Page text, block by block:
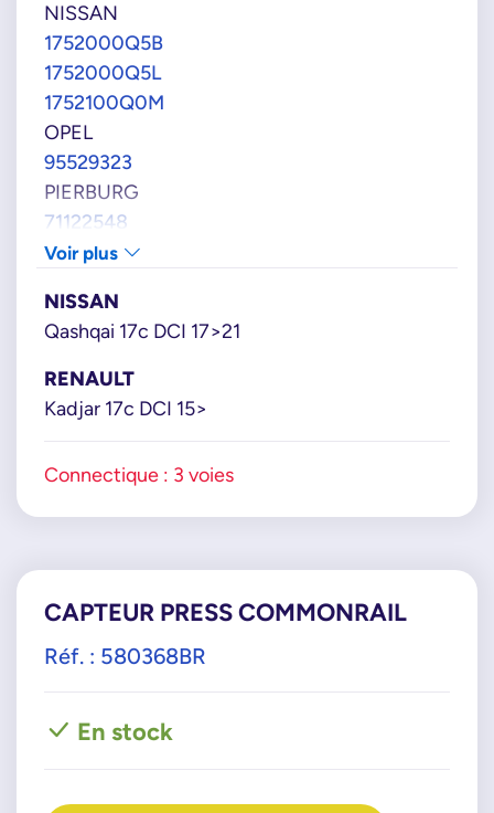
NISSAN
1752000Q5B
1752000Q5L
1752100Q0M
OPEL
95529323
PIERBURG
71122548
RENAULT
175216439R
175217814R
175219059R
SENSATA
Voir plus
NISSAN
Qashqai 17c DCI 17>21
RENAULT
Kadjar 17c DCI 15>
Connectique : 3 voies
CAPTEUR PRESS COMMONRAIL
Réf. : 580368BR
En stock